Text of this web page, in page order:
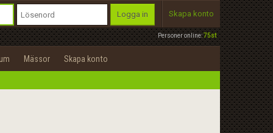
Personer online:75st
Logga in Skapa konto
Mässor Skapa konto